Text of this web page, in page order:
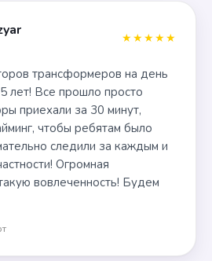
★★★★★
трансформеров на день
лет! Все прошло просто
приехали за 30 минут,
чтобы ребятам было
следили за каждым и
Огромная
вовлеченность! Будем